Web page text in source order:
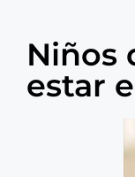
Niños
estar